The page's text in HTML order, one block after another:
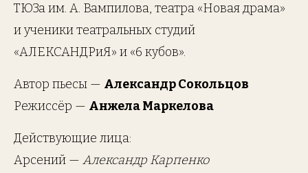
ТЮЗа им. А. Вампилова, театра «Новая драма»
и ученики театральных студий
«АЛЕКСАНДРиЯ» и «6 кубов».
Автор пьесы — Александр Сокольцов
Режиссёр — Анжела Маркелова
Действующие лица:
Арсений — Александр Карпенко